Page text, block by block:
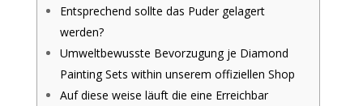
Entsprechend sollte das Puder gelagert
werden?
Umweltbewusste Bevorzugung je Diamond
Painting Sets within unserem offiziellen Shop
Auf diese weise läuft die eine Erreichbar